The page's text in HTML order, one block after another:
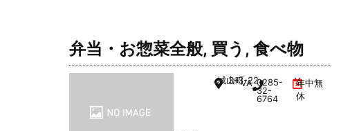
弁当・お惣菜全般, 買う , 食べ物
城山町
3-3-22
VAL1階0285-
32-
6764
年中無
休